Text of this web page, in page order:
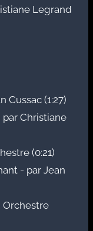
Legrand
Cussac (1:27)
Christiane
(0:21)
- par Jean
Orchestre